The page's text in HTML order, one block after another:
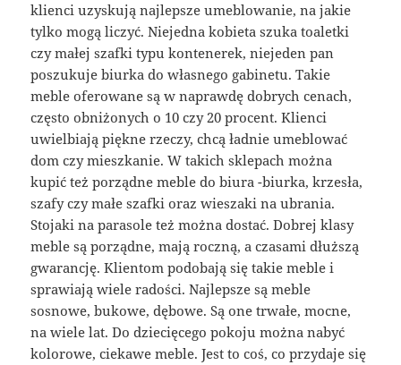
klienci uzyskują najlepsze umeblowanie, na jakie
tylko mogą liczyć. Niejedna kobieta szuka toaletki
czy małej szafki typu kontenerek, niejeden pan
poszukuje biurka do własnego gabinetu. Takie
meble oferowane są w naprawdę dobrych cenach,
często obniżonych o 10 czy 20 procent. Klienci
uwielbiają piękne rzeczy, chcą ładnie umeblować
dom czy mieszkanie. W takich sklepach można
kupić też porządne meble do biura -biurka, krzesła,
szafy czy małe szafki oraz wieszaki na ubrania.
Stojaki na parasole też można dostać. Dobrej klasy
meble są porządne, mają roczną, a czasami dłuższą
gwarancję. Klientom podobają się takie meble i
sprawiają wiele radości. Najlepsze są meble
sosnowe, bukowe, dębowe. Są one trwałe, mocne,
na wiele lat. Do dziecięcego pokoju można nabyć
kolorowe, ciekawe meble. Jest to coś, co przydaje się